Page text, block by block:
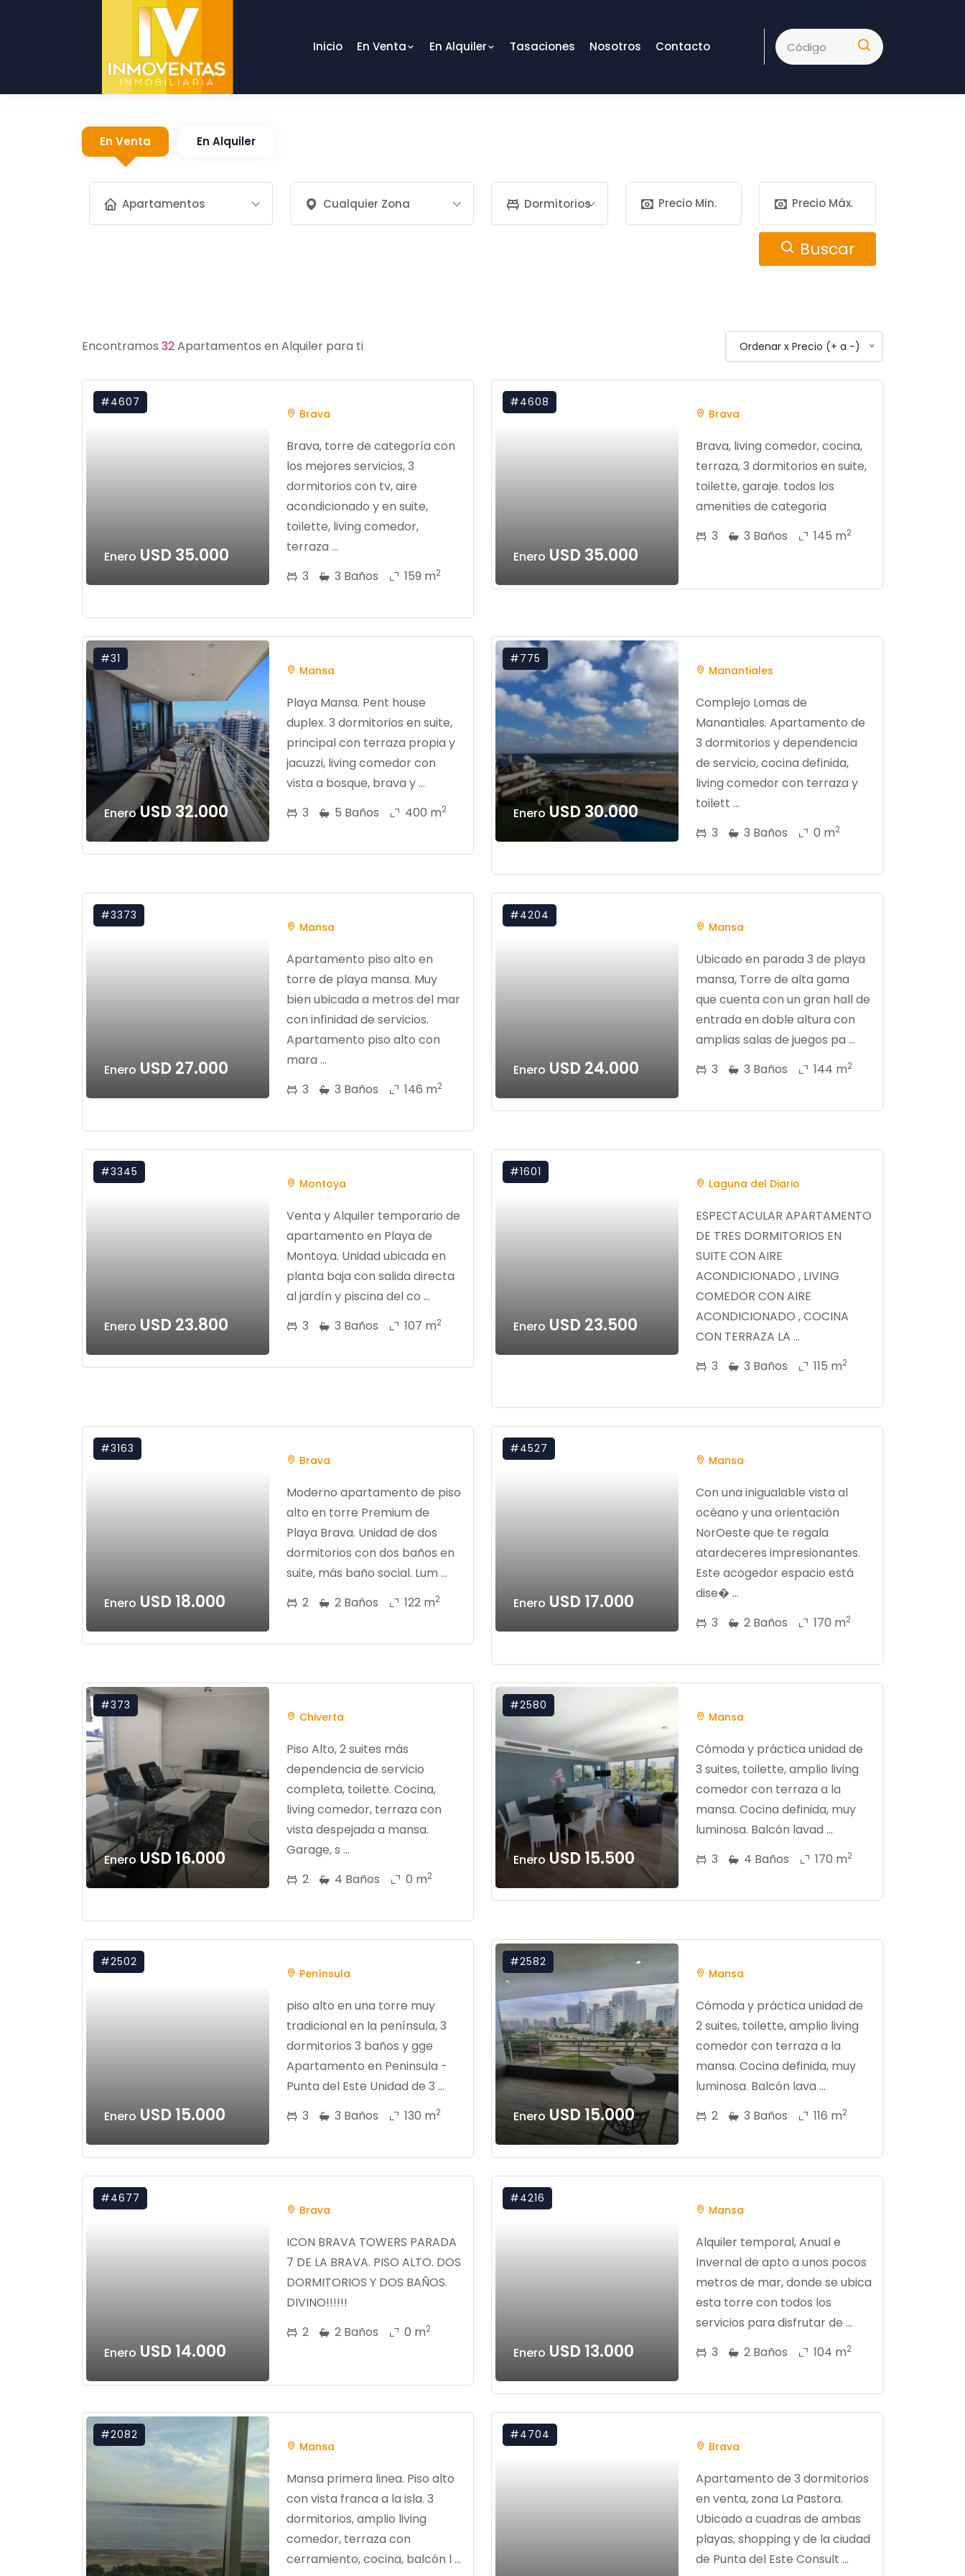
Inicio En Venta En Alquiler Tasaciones Nosotros Contacto
En Venta En Alquiler
Apartamentos Cualquier Zona Dormitorios
Buscar
Encontramos 32Apartamentos en Alquiler para ti Ordenar x Precio (+ a -)
#4607
Enero USD 35.000
Brava
Brava, torre de categoría con
los mejores servicios, 3
dormitorios con tv, aire
acondicionado y en suite,
toilette, living comedor,
terraza ...
3
3 Baños 159 m2
#4608
Enero USD 35.000
Brava
Brava, living comedor, cocina,
terraza, 3 dormitorios en suite,
toilette, garaje. todos los
amenities de categoria
3
3 Baños 145 m2
#31
EneroUSD 32.000
Mansa
Playa Mansa. Pent house
duplex. 3 dormitorios en suite,
principal con terraza propia y
jacuzzi, living comedor con
vista a bosque, brava y ...
3
5 Baños 400 m2
#775
EneroUSD 30.000
Manantiales
Complejo Lomas de
Manantiales. Apartamento de
3 dormitorios y dependencia
de servicio, cocina definida,
living comedor con terraza y
toilett ...
3
3 Baños 0 m2
#3373
Enero USD 27.000
Mansa
Apartamento piso alto en
torre de playa mansa. Muy
bien ubicada a metros del mar
con infinidad de servicios.
Apartamento piso alto con
mara ...
3
3 Baños 146 m2
#4204
Enero USD 24.000
Mansa
Ubicado en parada 3 de playa
mansa, Torre de alta gama
que cuenta con un gran hall de
entrada en doble altura con
amplias salas de juegos pa ...
3
3 Baños 144 m2
#3345
Enero USD 23.800
Montoya
Venta y Alquiler temporario de
apartamento en Playa de
Montoya. Unidad ubicada en
planta baja con salida directa
al jardín y piscina del co ...
3
3 Baños 107 m2
#1601
Enero USD 23.500
Laguna del Diario
ESPECTACULAR APARTAMENTO
DE TRES DORMITORIOS EN
SUITE CON AIRE
ACONDICIONADO , LIVING
COMEDOR CON AIRE
ACONDICIONADO , COCINA
CON TERRAZA LA ...
3
3 Baños 115 m2
#3163
Enero USD 18.000
Brava
Moderno apartamento de piso
alto en torre Premium de
Playa Brava. Unidad de dos
dormitorios con dos baños en
suite, más baño social. Lum ...
2
2 Baños 122 m2
#4527
Enero USD 17.000
Mansa
Con una inigualable vista al
océano y una orientación
NorOeste que te regala
atardeceres impresionantes.
Este acogedor espacio está
dise� ...
3
2 Baños 170 m2
#373
Enero USD 16.000
Chiverta
Piso Alto, 2 suites más
dependencia de servicio
completa, toilette. Cocina,
living comedor, terraza con
vista despejada a mansa.
Garage, s ...
2
4 Baños 0 m2
#2580
Enero USD 15.500
Mansa
Cómoda y práctica unidad de
3 suites, toilette, amplio living
comedor con terraza a la
mansa. Cocina definida, muy
luminosa. Balcón lavad ...
3
4 Baños 170 m2
#2502
Enero USD 15.000
Península
piso alto en una torre muy
tradicional en la península, 3
dormitorios 3 baños y gge
Apartamento en Peninsula -
Punta del Este Unidad de 3 ...
3
3 Baños 130 m2
#2582
EneroUSD 15.000
Mansa
Cómoda y práctica unidad de
2 suites, toilette, amplio living
comedor con terraza a la
mansa. Cocina definida, muy
luminosa. Balcón lava ...
2
3 Baños 116 m2
#4677
Enero USD 14.000
Brava
ICON BRAVA TOWERS PARADA
7 DE LA BRAVA. PISO ALTO. DOS
DORMITORIOS Y DOS BAÑOS.
DIVINO!!!!!!
2
2 Baños 0 m2
#4216
Enero USD 13.000
Mansa
Alquiler temporal, Anual e
Invernal de apto a unos pocos
metros de mar, donde se ubica
esta torre con todos los
servicios para disfrutar de ...
3
2 Baños 104 m2
#2082
Mansa
Mansa primera linea. Piso alto
con vista franca a la isla. 3
dormitorios, amplio living
comedor, terraza con
cerramiento, cocina, balcón l ...
#4704
Brava
Apartamento de 3 dormitorios
en venta, zona La Pastora.
Ubicado a cuadras de ambas
playas, shopping y de la ciudad
de Punta del Este Consult ...